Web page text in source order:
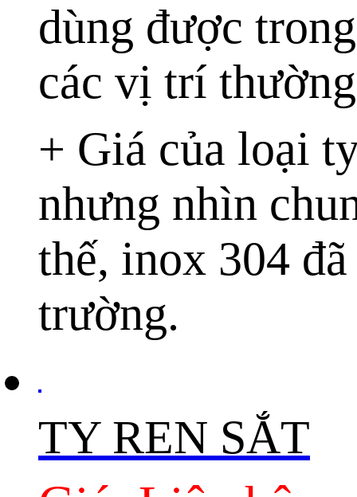
dùng được
các vị trí
+ Giá của loại
nhưng nhìn
thế, inox 304
trường.
TY REN SẮT